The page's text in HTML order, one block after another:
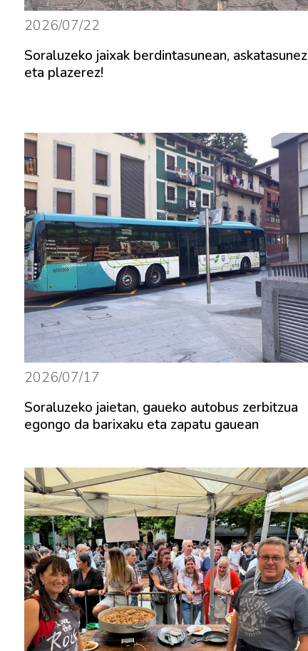
2026/07/22
Soraluzeko jaixak berdintasunean, askatasunez
eta plazerez!
2026/07/17
Soraluzeko jaietan, gaueko autobus zerbitzua
egongo da barixaku eta zapatu gauean